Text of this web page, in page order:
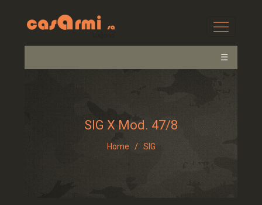
☰
SIG X Mod. 47/8
Home / SIG